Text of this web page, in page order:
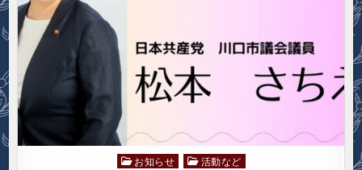
方
選
向
け
て
Posted
お知らせ 活動など